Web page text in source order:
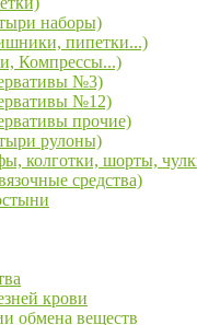
наборы)
пипетки...)
Компрессы...)
№3)
№12)
прочие)
рулоны)
колготки, шорты,
средства)
крови
обмена веществ